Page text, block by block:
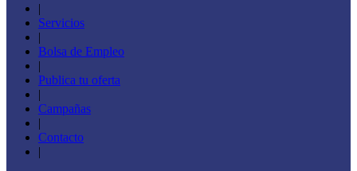
|
Servicios
|
Bolsa de Empleo
|
Publica tu oferta
|
Campañas
|
Contacto
|